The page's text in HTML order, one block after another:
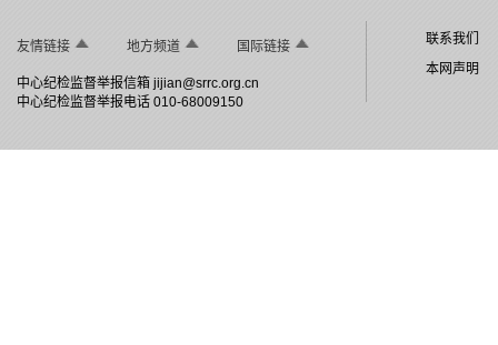
友情链接 地方频道 国际链接
中心纪检监督举报信箱 jijian@srrc.org.cn
中心纪检监督举报电话 010-68009150
联系我们
本网声明